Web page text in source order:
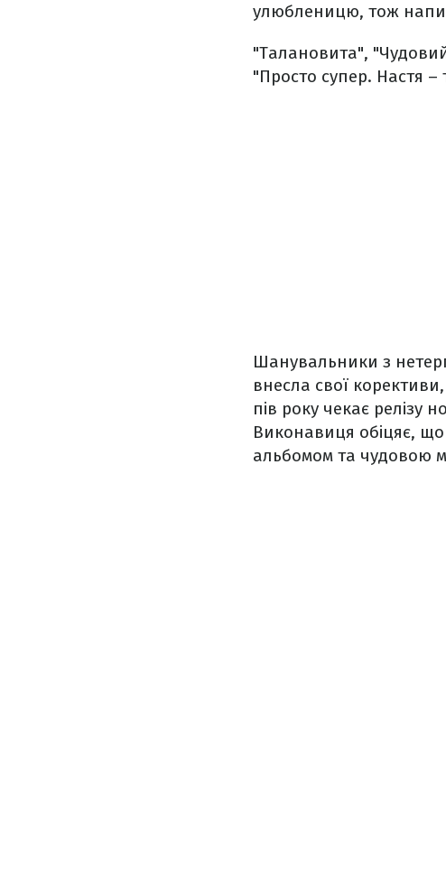
улюбленицю, тож
"Талановита",
"Просто супер. Настя
Шанувальники з
внесла свої
пів року чекає релізу
Виконавиця обіцяє,
альбомом та чудовою